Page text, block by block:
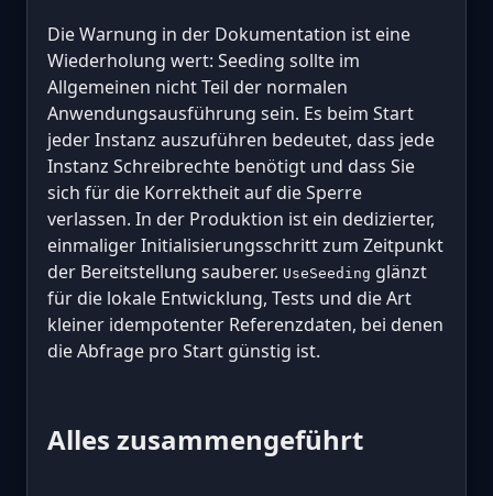
Die Warnung in der Dokumentation ist eine
Wiederholung wert: Seeding sollte im
Allgemeinen nicht Teil der normalen
Anwendungsausführung sein. Es beim Start
jeder Instanz auszuführen bedeutet, dass jede
Instanz Schreibrechte benötigt und dass Sie
sich für die Korrektheit auf die Sperre
verlassen. In der Produktion ist ein dedizierter,
einmaliger Initialisierungsschritt zum Zeitpunkt
der Bereitstellung sauberer. UseSeeding glänzt
für die lokale Entwicklung, Tests und die Art
kleiner idempotenter Referenzdaten, bei denen
die Abfrage pro Start günstig ist.
Alles zusammengeführt